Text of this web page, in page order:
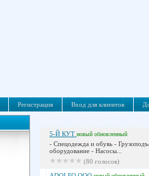
Регистрация Вход для клиентов
5-Й КУТ новый обновленный
- Спецодежда и обувь -
оборудование - Насосы...
(80 голосов)